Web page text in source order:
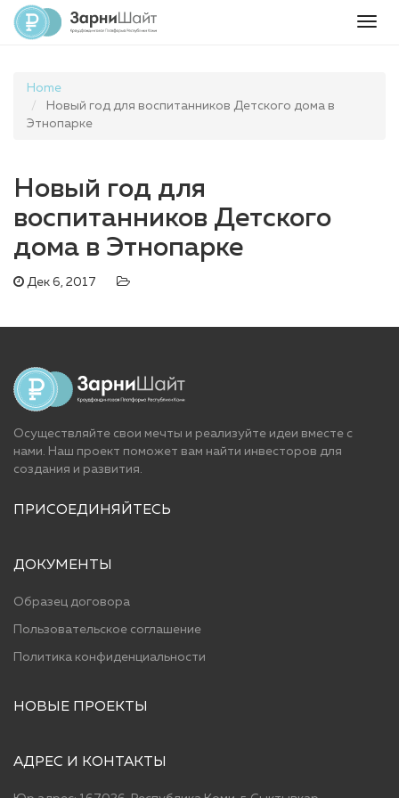
Home
Новый год для воспитанников Детского дома в
Этнопарке
Новый год для
воспитанников Детского
дома в Этнопарке
Дек 6, 2017
Осуществляйте свои мечты и реализуйте идеи вместе с
нами. Наш проект поможет вам найти инвесторов для
cоздания и развития.
ПРИСОЕДИНЯЙТЕСЬ
ДОКУМЕНТЫ
Образец договора
Пользовательское соглашение
Политика конфиденциальности
НОВЫЕ ПРОЕКТЫ
АДРЕС И КОНТАКТЫ